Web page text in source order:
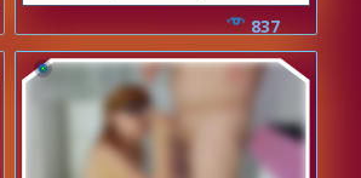
837